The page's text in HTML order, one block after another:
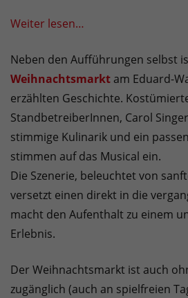
Weiter lesen…
Neben den Aufführungen selbst
Weihnachtsmarkt am Eduard-
erzählten Geschichte.
StandbetreiberInnen, Carol
stimmige Kulinarik und ein
stimmen auf das Musical ein.
Die Szenerie, beleuchtet von
versetzt einen direkt in die
macht den Aufenthalt zu einem
Erlebnis.
Der Weihnachtsmarkt ist auch
zugänglich (auch an spielfreien